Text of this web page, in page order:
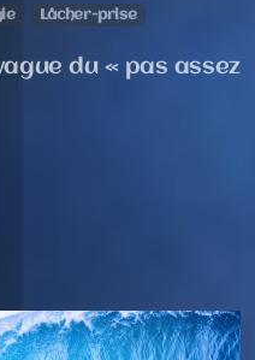
Lâcher-prise
du « pas assez